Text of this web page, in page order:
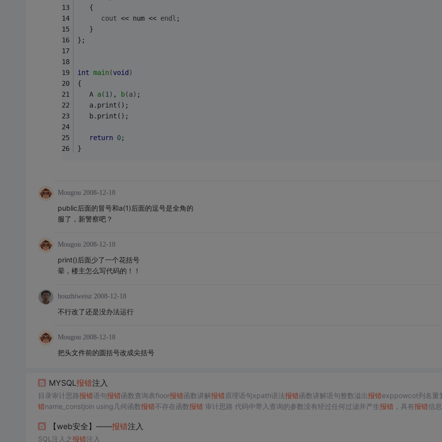
   {
cout << num << endl ;
   }
};
int main(void )
{
A a(1 ) , b(a) ;
   a.print();
   b.print();
return 0;
}
Mougou 2008-12-18
public后面的冒号和a(1)后面的逗号是全角的
服了，新警察吧？
Mougou 2008-12-18
print()后面少了一个花括号
晕，楼主怎么写代码的！！
houzhiweisz 2008-12-18
不行改了还是没办法运行
Mougou 2008-12-18
把头文件前的圆括号改成尖括号
MYSQL报错注入
目录审计思路报错语句报错函数查询表floor报错函数讲解报错原理语句xpath语法报错函数讲解语句整数溢出报错exppowcot列名重
错name_constjoin using几何函数报错不存在函数报错 审计思路 代码中带入查询的参数没有经过任何过滤并产生报错，具有报错信
出。 特殊函数的特殊参数进运行一个字段、一行数据的返回，使用group_c
【web安全】——报错注入
SQL注入之报错注入